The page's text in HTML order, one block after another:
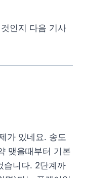
인지 다음 기사
가 있네요. 송도
맺을때부터 기본
습니다. 2단계까